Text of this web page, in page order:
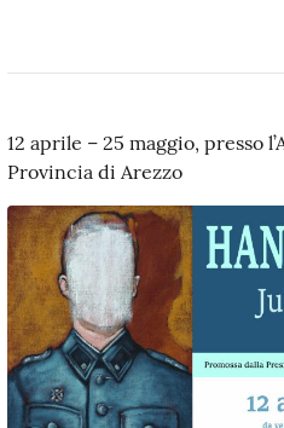
12 aprile – 25 maggio, presso
Provincia di Arezzo